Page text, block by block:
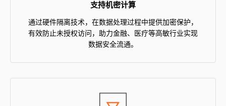
支持机密计算
通过硬件隔离技术，在数据处理过程中提供加密保护，
有效防止未授权访问，助力金融、医疗等高敏行业实现
数据安全流通。